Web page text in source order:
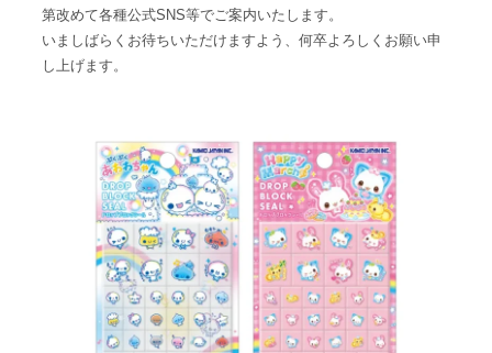
第改めて各種公式SNS等でご案内いたします。
いましばらくお待ちいただけますよう、何卒よろしくお願い申
し上げます。